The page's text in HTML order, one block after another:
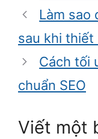
mục
Làm sao
sau khi thiết
Cách tối
chuẩn SEO
Viết một